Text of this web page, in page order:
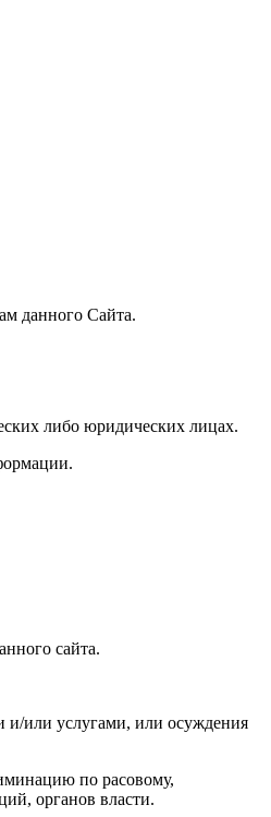
данного Сайта.
либо юридических лицах.
сайта.
и/или услугами, или осуждения
по расовому,
органов власти.